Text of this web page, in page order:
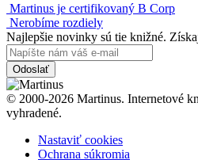
Martinus je certifikovaný B Corp
Nerobíme rozdiely
Najlepšie novinky sú tie knižné.
Odoslať
© 2000-2026 Martinus. Internetové
vyhradené.
Nastaviť cookies
Ochrana súkromia